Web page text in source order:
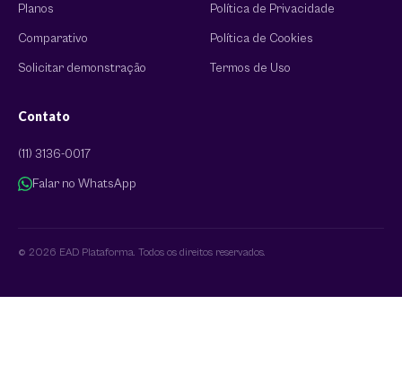
Planos
Comparativo
Solicitar demonstração
Política de Privacidade
Política de Cookies
Termos de Uso
Contato
(11) 3136-0017
Falar no WhatsApp
© 2026 EAD Plataforma. Todos os direitos reservados.